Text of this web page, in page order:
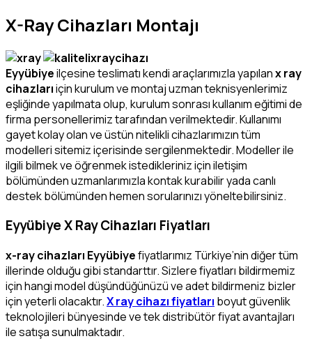
X-Ray Cihazları Montajı
Eyyübiyeilçesine teslimatı kendi araçlarımızla yapılanx ray
cihazlarıiçin kurulum ve montaj uzman teknisyenlerimiz
eşliğinde yapılmata olup, kurulum sonrası kullanım eğitimi de
firma personellerimiz tarafından verilmektedir. Kullanımı
gayet kolay olan ve üstün nitelikli cihazlarımızın tüm
modelleri sitemiz içerisinde sergilenmektedir. Modeller ile
ilgili bilmek ve öğrenmek istedikleriniz için iletişim
bölümünden uzmanlarımızla kontak kurabilir yada canlı
destek bölümünden hemen sorularınızı yöneltebilirsiniz.
Eyyübiye X Ray Cihazları Fiyatları
x-ray cihazları Eyyübiyefiyatlarımız Türkiye’nin diğer tüm
illerinde olduğu gibi standarttır. Sizlere fiyatları bildirmemiz
için hangi model düşündüğünüzü ve adet bildirmeniz bizler
için yeterli olacaktır.X ray cihazı fiyatları boyut güvenlik
teknolojileri bünyesinde ve tek distribütör fiyat avantajları
ile satışa sunulmaktadır.